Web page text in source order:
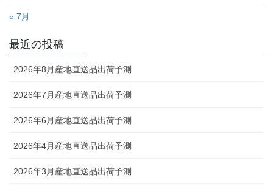
« 7月
最近の投稿
2026年8月産地直送品出荷予測
2026年7月産地直送品出荷予測
2026年6月産地直送品出荷予測
2026年4月産地直送品出荷予測
2026年3月産地直送品出荷予測